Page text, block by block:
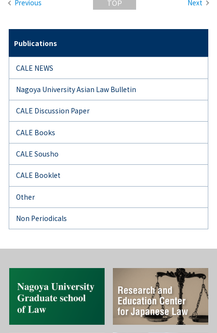
Previous TOP Next
Publications
CALE NEWS
Nagoya University Asian Law Bulletin
CALE Discussion Paper
CALE Books
CALE Sousho
CALE Booklet
Other
Non Periodicals